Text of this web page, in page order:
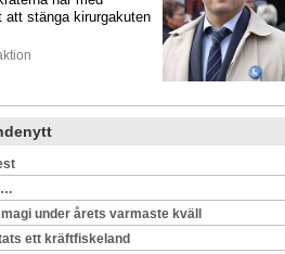
stänga kirurgakuten
under årets varmaste kväll
ett kräftfiskeland